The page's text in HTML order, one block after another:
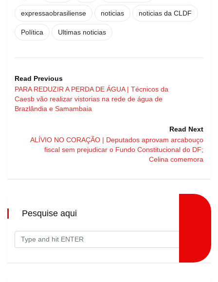
expressaobrasiliense noticias noticias da CLDF
Política Ultimas noticias
Read Previous
PARA REDUZIR A PERDA DE ÁGUA | Técnicos da
Caesb vão realizar vistorias na rede de água de
Brazlândia e Samambaia
Read Next
ALÍVIO NO CORAÇÃO | Deputados aprovam arcabouço
fiscal sem prejudicar o Fundo Constitucional do DF;
Celina comemora
Pesquise aqui